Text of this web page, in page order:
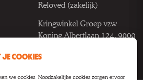
Reloved (zakelijk)
Kringwinkel Groep vzw
Koning Albertlaan 124, 9000
BTW BE 1033.922.208
JE COOKIES
we cookies. Noodzakelijke cookies zorgen ervoor